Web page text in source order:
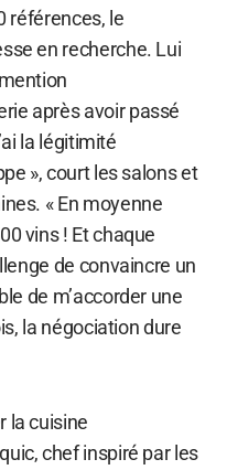
références, le
en recherche. Lui
après avoir passé
la légitimité
», court les salons et
« En moyenne
vins ! Et chaque
de convaincre un
de m’accorder une
la négociation dure
la cuisine
chef inspiré par les